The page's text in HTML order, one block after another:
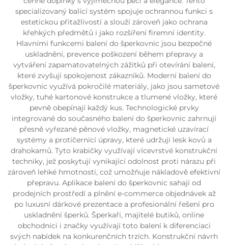
specializovaný balící systém spojuje ochrannou funkci s
estetickou přitažlivostí a slouží zároveň jako ochrana
křehkých předmětů i jako rozšíření firemní identity.
Hlavními funkcemi balení do šperkovnic jsou bezpečné
uskladnění, prevence poškození během přepravy a
vytváření zapamatovatelných zážitků při otevírání balení,
které zvyšují spokojenost zákazníků. Moderní balení do
šperkovnic využívá pokročilé materiály, jako jsou sametové
vložky, tuhé kartonové konstrukce a tlumené vložky, které
pevně obepínají každý kus. Technologické prvky
integrované do současného balení do šperkovnic zahrnují
přesně vyřezané pěnové vložky, magnetické uzavírací
systémy a protičernící úpravy, které udržují lesk kovů a
drahokamů. Tyto krabičky využívají vícevrstvé konstrukční
techniky, jež poskytují vynikající odolnost proti nárazu při
zároveň lehké hmotnosti, což umožňuje nákladově efektivní
přepravu. Aplikace balení do šperkovnic sahají od
prodejních prostředí a plnění e-commerce objednávek až
po luxusní dárkové prezentace a profesionální řešení pro
uskladnění šperků. Šperkaři, majitelé butiků, online
obchodníci i značky využívají toto balení k diferenciaci
svých nabídek na konkurenčních trzích. Konstrukční návrh